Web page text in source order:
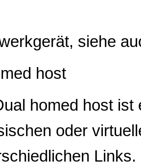
siehe
host
homed host ist
oder